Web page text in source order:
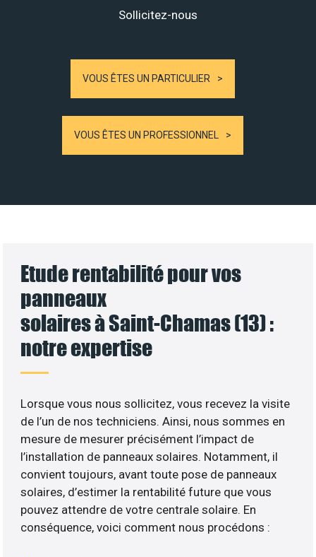
Sollicitez-nous
VOUS ÊTES UN PARTICULIER
VOUS ÊTES UN PROFESSIONNEL
Etude rentabilité pour vos
panneaux
solaires à Saint-Chamas (13) :
notre expertise
Lorsque vous nous sollicitez, vous recevez la visite
de l’un de nos techniciens. Ainsi, nous sommes en
mesure de mesurer précisément l’impact de
l’installation de panneaux solaires. Notamment, il
convient toujours, avant toute pose de panneaux
solaires, d’estimer la rentabilité future que vous
pouvez attendre de votre centrale solaire. En
conséquence, voici comment nous procédons :